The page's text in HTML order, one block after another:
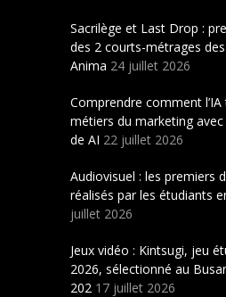
Sacrilège et Last Drop :
des 2 courts-métrages
Anima 24 juillet 2026
Comprendre comment
métiers du marketing
de AI 22 juillet 2026
Audiovisuel : les premiers
réalisés par les étudiants
juillet 2026
Jeux vidéo : Kintsugi, jeu
2026, sélectionné au
202 17 juillet 2026